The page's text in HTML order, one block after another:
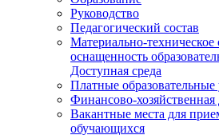
Руководство
Педагогический состав
Материально-техническое
оснащенность
Доступная среда
Платные образовательные
Финансово-хозяйственная
Вакантные места для
обучающихся